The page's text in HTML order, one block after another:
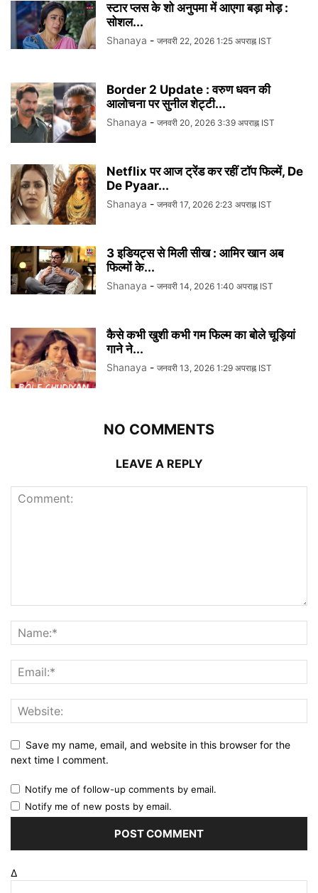
स्टार प्लस के शो अनुपमा में आएगा बड़ा मोड़ :
सोशल...
Shanaya - जनवरी 22, 2026 1:25 अपराह्न IST
Border 2 Update : वरुण धवन की
आलोचना पर सुनील शेट्टी...
Shanaya - जनवरी 20, 2026 3:39 अपराह्न IST
Netflix पर आज ट्रेंड कर रहीं टॉप फिल्में, De
De Pyaar...
Shanaya - जनवरी 17, 2026 2:23 अपराह्न IST
3 इडियट्स से मिली सीख : आमिर खान अब
फिल्मों के...
Shanaya - जनवरी 14, 2026 1:40 अपराह्न IST
कैसे कभी खुशी कभी गम फिल्म का बोले चूड़ियां
गाने ने...
Shanaya - जनवरी 13, 2026 1:29 अपराह्न IST
NO COMMENTS
LEAVE A REPLY
Save my name, email, and website in this browser for the
next time I comment.
Notify me of follow-up comments by email.
Notify me of new posts by email.
Δ